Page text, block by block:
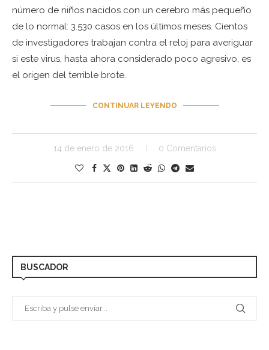
número de niños nacidos con un cerebro más pequeño
de lo normal: 3.530 casos en los últimos meses. Cientos
de investigadores trabajan contra el reloj para averiguar
si este virus, hasta ahora considerado poco agresivo, es
el origen del terrible brote.
CONTINUAR LEYENDO
14 de enero de 2016 0 Comentarios
BUSCADOR